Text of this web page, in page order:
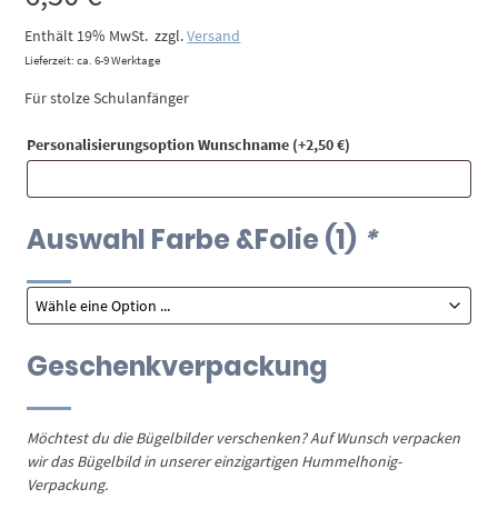
Enthält 19% MwSt. zzgl.Versand
Lieferzeit: ca. 6-9 Werktage
Für stolze Schulanfänger
Personalisierungsoption Wunschname (+2,50€)
Auswahl Farbe &Folie (1) *
Geschenkverpackung
Möchtest du die Bügelbilder verschenken? Auf Wunsch verpacken
wir das Bügelbild in unserer einzigartigen Hummelhonig-
Verpackung.